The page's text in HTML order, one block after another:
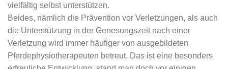
vielfältig selbst unterstützen.
Beides, nämlich die Prävention vor Verletzungen, als auch
die Unterstützung in der Genesungszeit nach einer
Verletzung wird immer häufiger von ausgebildeten
Pferdephysiotherapeuten betreut. Das ist eine besonders